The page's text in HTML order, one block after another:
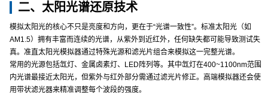
二、太阳光谱还原技术
模拟太阳光的核心不只是亮度和方向，更在于“光谱一致性”。标准太阳光（如
AM1.5）拥有丰富而连续的光谱，从紫外到近红外，任何缺失都可能导致测试失
真。准直太阳光模拟器通过特殊光源和滤光片组合来模拟这一完整光谱。
常用的光源包括氙灯、金属卤素灯、LED阵列等。其中氙灯在400~1100nm范围
内光谱最接近太阳光，但紫外与红外部分需通过滤光片修正。高端模拟器还会使
用带状滤光器来精准调整每个波段的强度。